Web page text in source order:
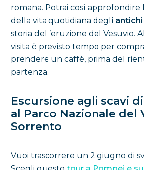
romana. Potrai così approfondire
della vita quotidiana degl i
storia dell’eruzione del Vesuvio.
visita è previsto tempo per
prendere un caffè, prima del
partenza.
Escursione agli scavi
al Parco Nazionale del
Sorrento
Vuoi trascorrere un 2 giugno di